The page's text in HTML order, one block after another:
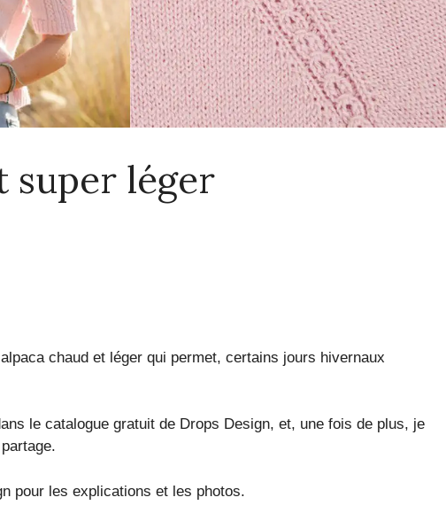
super léger
chaud et léger qui permet, certains jours hivernaux
le catalogue gratuit de Drops Design, et, une fois de plus, je
pour les explications et les photos.